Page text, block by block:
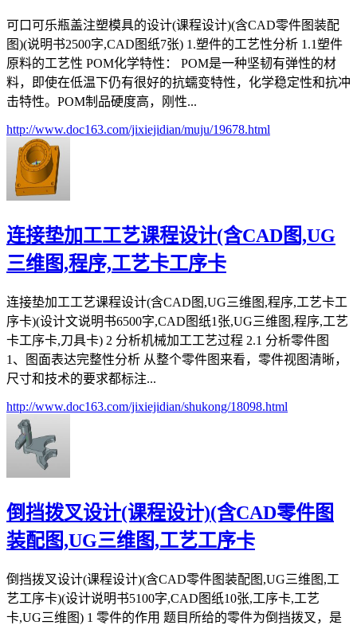
可口可乐瓶盖注塑模具的设计(课程设计)(含CAD零件图装配
图)(说明书2500字,CAD图纸7张) 1.塑件的工艺性分析 1.1塑件
原料的工艺性 POM化学特性： POM是一种坚韧有弹性的材
料，即使在低温下仍有很好的抗蠕变特性，化学稳定性和抗冲
击特性。POM制品硬度高，刚性...
http://www.doc163.com/jixiejidian/muju/19678.html
连接垫加工工艺课程设计(含CAD图,UG
三维图,程序,工艺卡工序卡
连接垫加工工艺课程设计(含CAD图,UG三维图,程序,工艺卡工
序卡)(设计文说明书6500字,CAD图纸1张,UG三维图,程序,工艺
卡工序卡,刀具卡) 2 分析机械加工工艺过程 2.1 分析零件图
1、图面表达完整性分析 从整个零件图来看，零件视图清晰，
尺寸和技术的要求都标注...
http://www.doc163.com/jixiejidian/shukong/18098.html
倒挡拨叉设计(课程设计)(含CAD零件图
装配图,UG三维图,工艺工序卡
倒挡拨叉设计(课程设计)(含CAD零件图装配图,UG三维图,工
艺工序卡)(设计说明书5100字,CAD图纸10张,工序卡,工艺
卡,UG三维图) 1 零件的作用 题目所给的零件为倒挡拨叉，是